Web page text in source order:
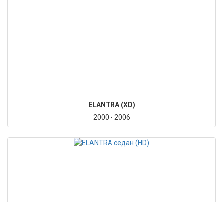
ELANTRA (XD)
2000 - 2006